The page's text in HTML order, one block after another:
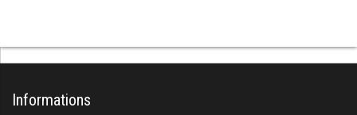
Informations